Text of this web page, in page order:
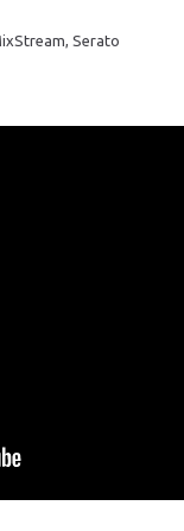
Serato